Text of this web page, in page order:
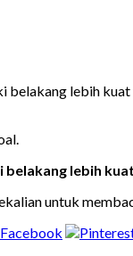
belakang lebih
belakang lebih
untuk